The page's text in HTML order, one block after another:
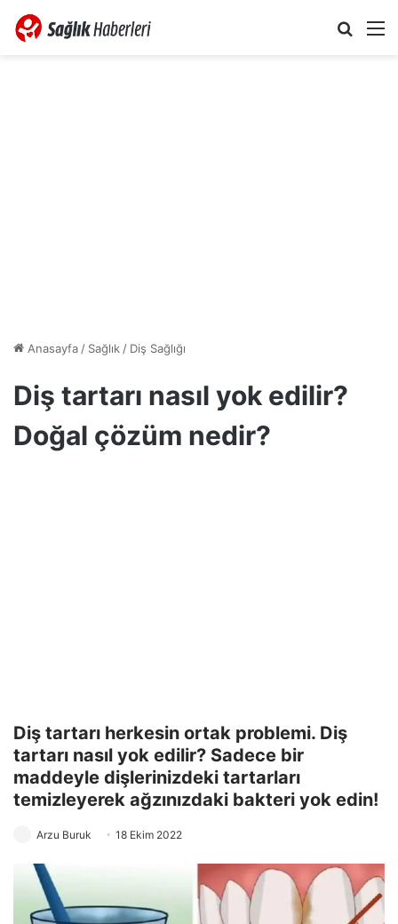
Anasayfa/ Sağlık/ Diş Sağlığı
Diş tartarı nasıl yok edilir?
Doğal çözüm nedir?
Diş tartarı herkesin ortak problemi. Diş
tartarı nasıl yok edilir? Sadece bir
maddeyle dişlerinizdeki tartarları
temizleyerek ağzınızdaki bakteri yok edin!
Arzu Buruk 18 Ekim 2022